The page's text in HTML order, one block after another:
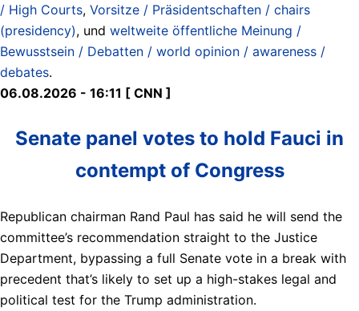
/ High Courts, Vorsitze / Präsidentschaften / chairs
(presidency), und weltweite öffentliche Meinung /
Bewusstsein / Debatten / world opinion / awareness /
debates.
06.08.2026 - 16:11 [ CNN ]
Senate panel votes to hold Fauci in
contempt of Congress
Republican chairman Rand Paul has said he will send the
committee’s recommendation straight to the Justice
Department, bypassing a full Senate vote in a break with
precedent that’s likely to set up a high-stakes legal and
political test for the Trump administration.